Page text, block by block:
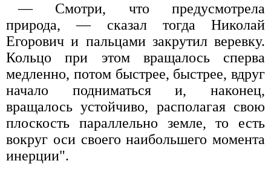
— Смотри, что предусмотрела
природа, — сказал тогда Николай
Егорович и пальцами закрутил веревку.
Кольцо при этом вращалось сперва
медленно, потом быстрее, быстрее, вдруг
начало подниматься и, наконец,
вращалось устойчиво, располагая свою
плоскость параллельно земле, то есть
вокруг оси своего наибольшего момента
инерции".